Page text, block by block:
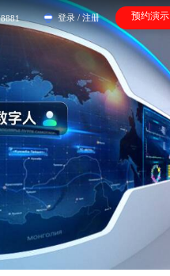
登录 / 注册 预约演示